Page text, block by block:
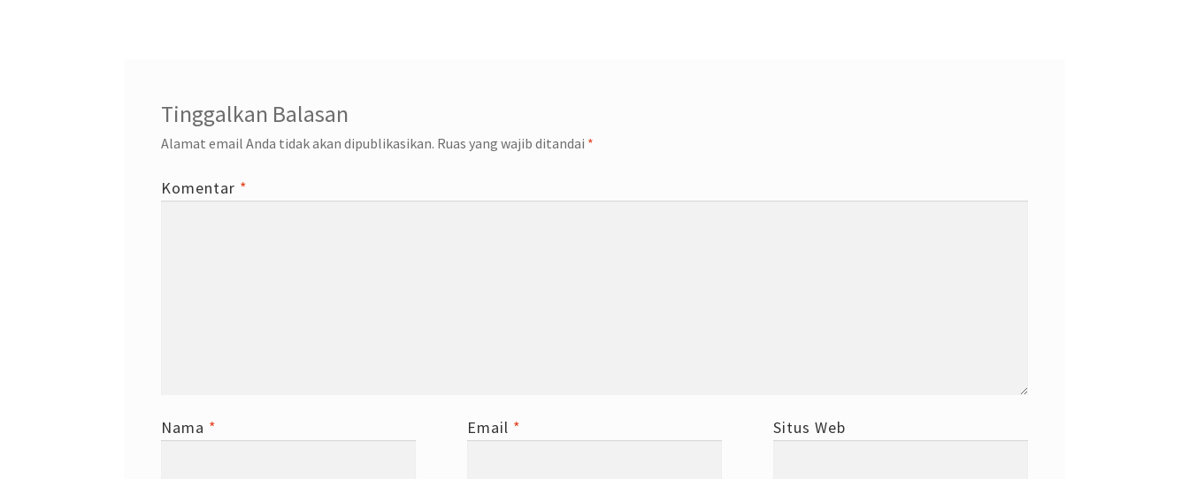
Tinggalkan Balasan
Alamat email Anda tidak akan dipublikasikan. Ruas yang wajib ditandai *
Komentar *
Nama * Email * Situs Web